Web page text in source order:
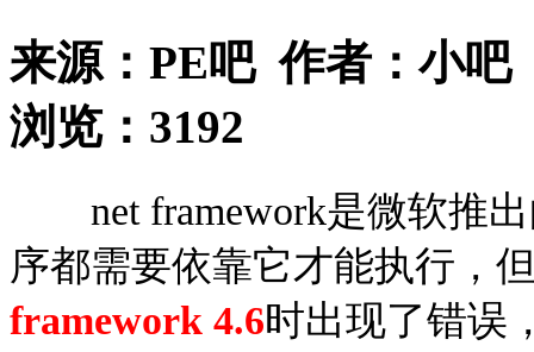
来源： PE吧作者：小吧
浏览： 3192
net framework是微软推出
序都需要依靠它才能执行，
framework 4.6时出现了错误